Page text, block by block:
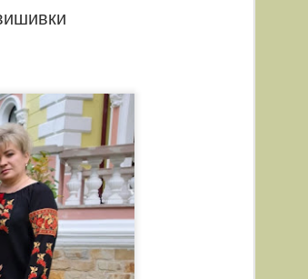
ПОКОЛІНЬ»: у бібліотеці відкрили родинну